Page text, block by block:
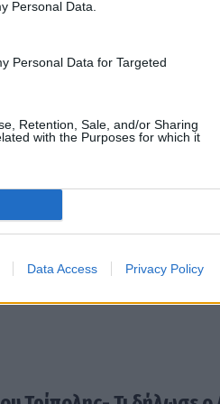
Personal Data.
Personal Data for Targeted
Retention, Sale, and/or Sharing
with the Purposes for which it
Data Access Privacy Policy
στοχευμένης
ούτε ο αντίστοιχος
στην Αρκαδία,